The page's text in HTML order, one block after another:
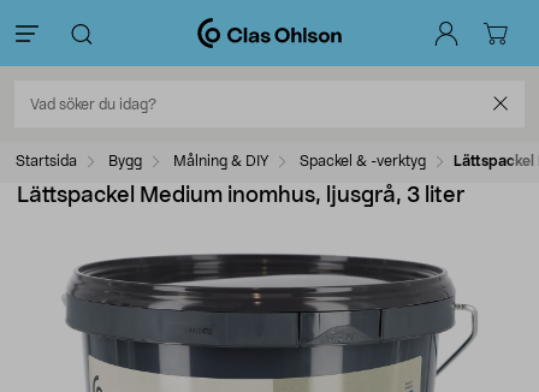
Startsida Bygg Målning & DIY Spackel & -verktyg Lättspackel
Lättspackel Medium inomhus, ljusgrå, 3 liter